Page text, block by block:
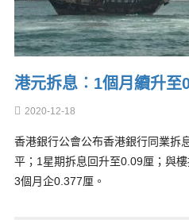
港元拆息︰1個月續升至
2020-12-18
香港銀行公會公布香港銀行同業拆
平；1星期拆息回升至0.09厘；與
3個月企0.377厘。